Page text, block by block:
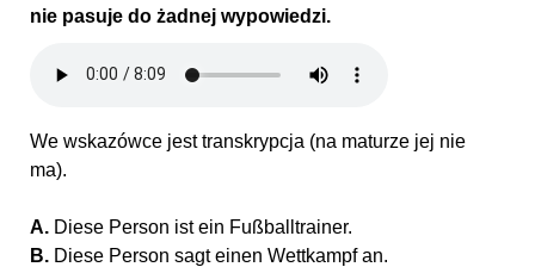
nie pasuje do żadnej wypowiedzi.
We wskazówce jest transkrypcja (na maturze jej nie
ma).
A. Diese Person ist ein Fußballtrainer.
B. Diese Person sagt einen Wettkampf an.